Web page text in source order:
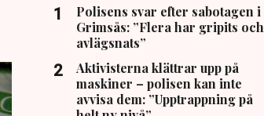
Polisens svar efter sabotagen i
Grimsås: ”Flera har gripits och
avlägsnats”
Aktivisterna klättrar upp på
maskiner – polisen kan inte
avvisa dem: ”Upptrappning på